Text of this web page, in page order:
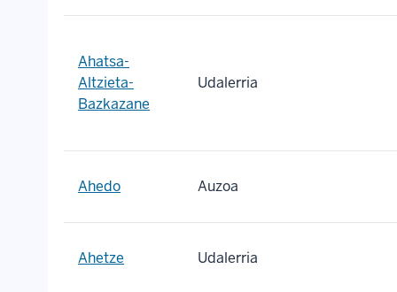
Ahatsa-
Altzieta-
Bazkazane
Udalerria
Ahedo Auzoa
Ahetze Udalerria